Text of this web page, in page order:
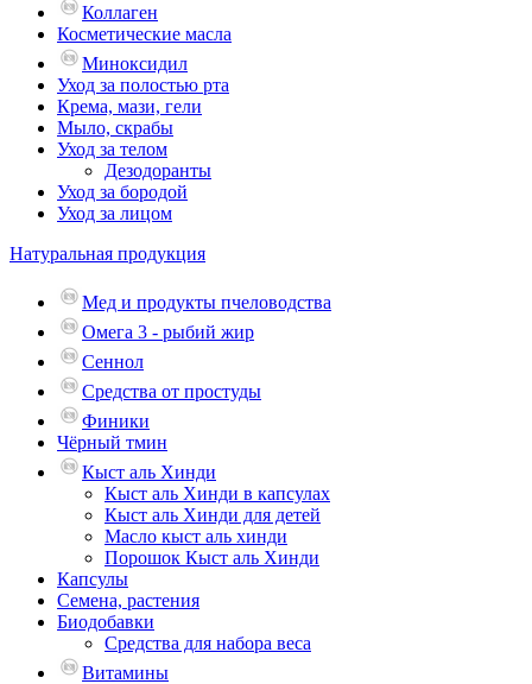
Коллаген
Косметические масла
Миноксидил
Уход за полостью рта
Крема, мази, гели
Мыло, скрабы
Уход за телом
Дезодоранты
Уход за бородой
Уход за лицом
Натуральная продукция
Мед и продукты пчеловодства
Омега 3 - рыбий жир
Сеннол
Средства от простуды
Финики
Чёрный тмин
Кыст аль Хинди
Кыст аль Хинди в капсулах
Кыст аль Хинди для детей
Масло кыст аль хинди
Порошок Кыст аль Хинди
Капсулы
Семена, растения
Биодобавки
Средства для набора веса
Витамины